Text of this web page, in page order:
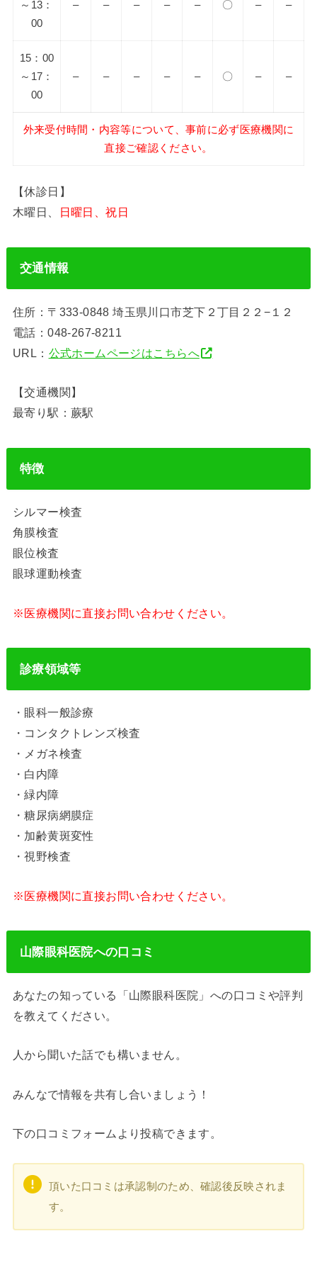
～13：
00
– – – – – 〇 – –
15：00
～17：
00
– – – – – 〇 – –
外来受付時間・内容等について、事前に必ず医療機関に
直接ご確認ください。
【休診日】
木曜日、
日曜日、祝日
交通情報
住所：〒333-0848 埼玉県川口市芝下２丁目２２−１２
電話：048-267-8211
URL： 公式ホームページはこちらへ
【交通機関】
最寄り駅：蕨駅
特徴
シルマー検査
角膜検査
眼位検査
眼球運動検査
※医療機関に直接お問い合わせください。
診療領域等
・眼科一般診療
・コンタクトレンズ検査
・メガネ検査
・白内障
・緑内障
・糖尿病網膜症
・加齢黄斑変性
・視野検査
※医療機関に直接お問い合わせください。
山際眼科医院への口コミ
あなたの知っている「山際眼科医院」への口コミや評判
を教えてください。
人から聞いた話でも構いません。
みんなで情報を共有し合いましょう！
下の口コミフォームより投稿できます。
頂いた口コミは承認制のため、確認後反映されま
す。